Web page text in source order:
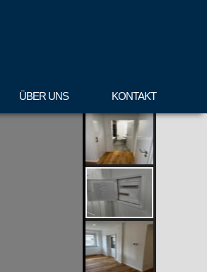
ÜBER UNS KONTAKT